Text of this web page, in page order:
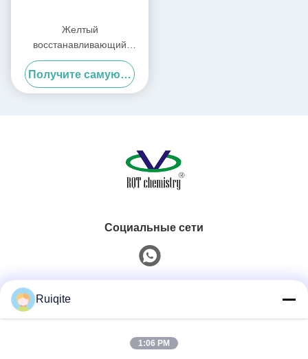
Желтый
восстанавливающий
прозрачный агент TS-W
или антибликовый агент
Получите самую лучшую цену
Социальные сети
0086-18217621160
Ruiqite
1:06 PM